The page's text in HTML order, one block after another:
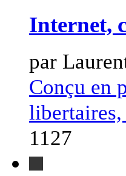
Internet,
par
Conçu en
1127